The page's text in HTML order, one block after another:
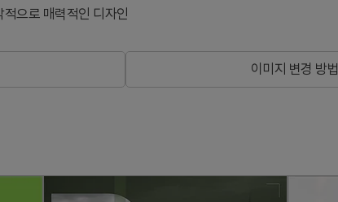
으로 매력적인 디자인
이미지 변경 방법